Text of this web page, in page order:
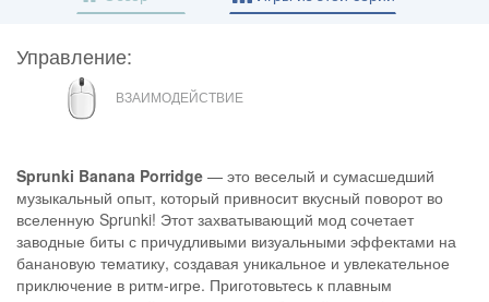
Управление:
МЫШЬ
ВЗАИМОДЕЙСТВИЕ
Sprunki Banana Porridge — это веселый и сумасшедший
музыкальный опыт, который привносит вкусный поворот во
вселенную Sprunki! Этот захватывающий мод сочетает
заводные биты с причудливыми визуальными эффектами на
банановую тематику, создавая уникальное и увлекательное
приключение в ритм-игре. Приготовьтесь к плавным